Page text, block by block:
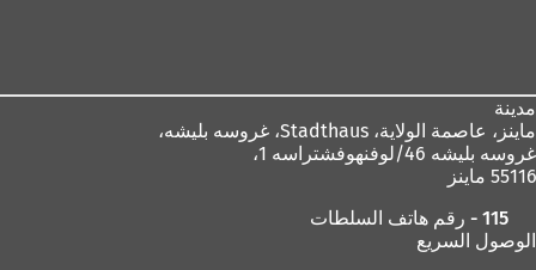
مدينة
ماينز، عاصمة الولاية،
غروسه بليشه 46/لوفنهوفشتراسه 1،
55116 ماينز
115 - رقم هاتف السلطات
الوصول السريع